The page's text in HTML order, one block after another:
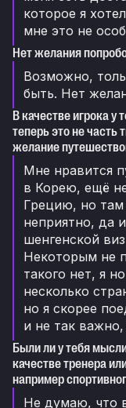
которое я
мне это не
Нет желания
Возможно,
быть. Нет
В качестве игрока
теперь это не часть
желание
Мне нравится
в Корею, ещё
Грецию, но там
неприятно, да
шенгенской
Некоторым не
такого нет, я
несколько
но я скорее
и не так
Были ли у тебя
качестве тренера
например
Не думаю, что